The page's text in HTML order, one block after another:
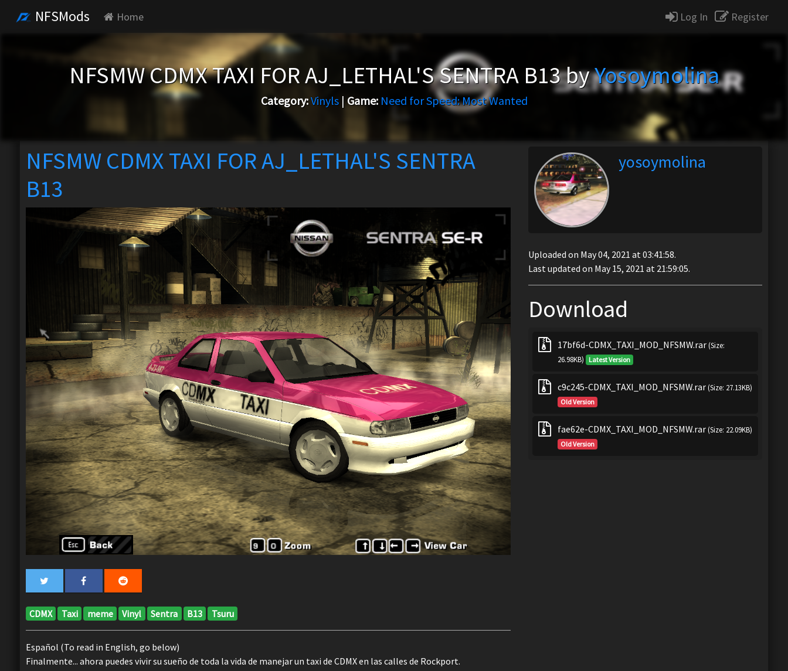
NFSMods Home Log In Register
NFSMW CDMX TAXI FOR AJ_LETHAL'S SENTRA B13 byYosoymolina
Category:Vinyls|Game: Need for Speed: Most Wanted
NFSMW CDMX TAXI FOR AJ_LETHAL'S SENTRA
B13
CDMX Taxi meme Vinyl Sentra B13 Tsuru
Español (To read in English, go below)
Finalmente... ahora puedes vivir su sueño de toda la vida de manejar un taxi de CDMX en las calles de Rockport.
yosoymolina
Uploaded on May 04, 2021 at 03:41:58.
Last updated on May 15, 2021 at 21:59:05.
Download
17bf6d-CDMX_TAXI_MOD_NFSMW.rar(Size:
26.98KB)
Latest Version
c9c245-CDMX_TAXI_MOD_NFSMW.rar(Size: 27.13KB)
Old Version
fae62e-CDMX_TAXI_MOD_NFSMW.rar(Size: 22.09KB)
Old Version